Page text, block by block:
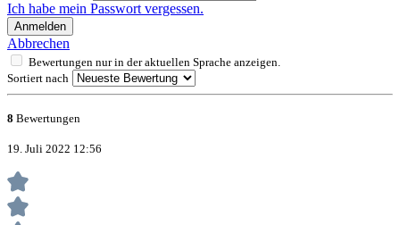
Ich habe mein Passwort vergessen.
Anmelden
Abbrechen
Bewertungen nur in der aktuellen Sprache anzeigen.
Sortiert nach
8 Bewertungen
19. Juli 2022 12:56